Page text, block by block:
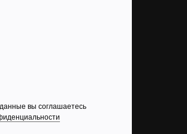
вы соглашаетесь